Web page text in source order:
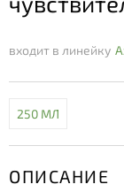
входит в линейку
250 МЛ
ОПИСАНИЕ